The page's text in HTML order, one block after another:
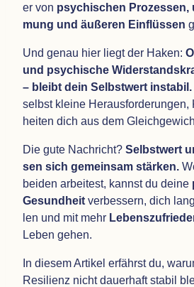
er von psy­chi­schen Pro­zes­sen,
mung und äuße­ren Ein­flüs­sen
Und genau hier liegt der Haken:
und psy­chi­sche
– bleibt dein Selbst­wert insta­bil.
selbst kleine
hei­ten dich aus dem
Die gute Nach­richt? Selbst­wert
sen sich gemein­sam stär­ken.
bei­den arbei­test, kannst du deine
Gesund­heit ver­bes­sern, dich
len und mit mehr
Leben gehen.
In die­sem Arti­kel erfährst du,
Resi­li­enz nicht dau­er­haft sta­bil